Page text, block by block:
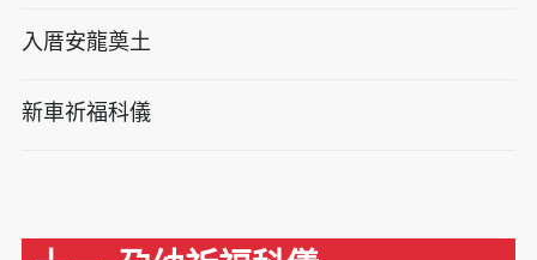
入厝安龍奠土
新車祈福科儀